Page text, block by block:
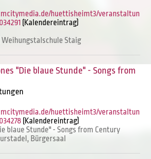
huettisheimt3/veranstaltun
(Kalendereintrag)
Weihungstalschule Staig
"Die blaue Stunde" - Songs from
huettisheimt3/veranstaltun
(Kalendereintrag)
blaue Stunde" - Songs from Century
Bürgersaal